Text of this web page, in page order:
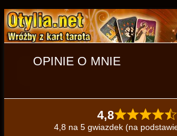
OPINIE O MNIE
4,8
4,8 na 5 gwiazdek (na